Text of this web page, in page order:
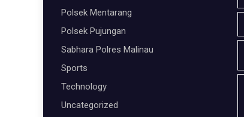
Polsek Mentarang
Polsek Pujungan
Sabhara Polres Malinau
Sports
Technology
Uncategorized